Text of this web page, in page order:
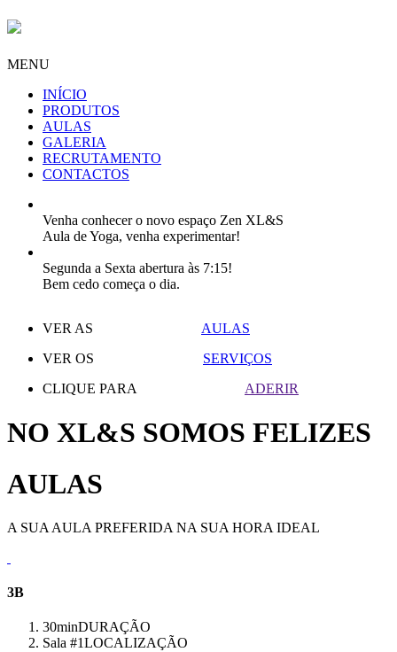
MENU
INÍCIO
PRODUTOS
AULAS
GALERIA
RECRUTAMENTO
CONTACTOS
Venha conhecer o novo espaço Zen XL&S
Aula de Yoga, venha experimentar!
Segunda a Sexta abertura às 7:15!
Bem cedo começa o dia.
VER AS
AULAS
VER OS
SERVIÇOS
CLIQUE PARA
ADERIR
NO XL&S SOMOS FELIZES
AULAS
A SUA AULA PREFERIDA NA SUA HORA IDEAL
3B
30minDURAÇÃO
Sala #1LOCALIZAÇÃO